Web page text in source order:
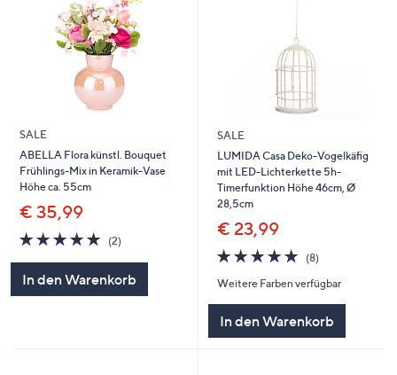
SALE
ABELLA Flora künstl. Bouquet
Frühlings-Mix in Keramik-Vase
Höhe ca. 55cm
€ 35,99
5.0
von
5
(2)
In den Warenkorb
SALE
LUMIDA Casa Deko-Vogelkäfig
mit LED-Lichterkette 5h-
Timerfunktion Höhe 46cm, Ø
28,5cm
€ 23,99
5.0
von
5
(8)
Weitere Farben verfügbar
In den Warenkorb